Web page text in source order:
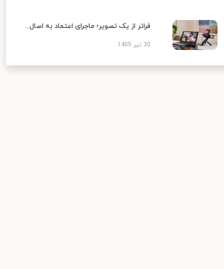
فراتر از یک تصویر؛ ماجرای اعتماد به اصال...
30 تیر 1405